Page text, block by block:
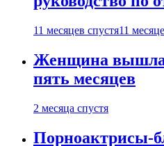
11 месяцев спустя11
Женщина вышла
пять месяцев
2 месяца спустя
Порноактрисы-